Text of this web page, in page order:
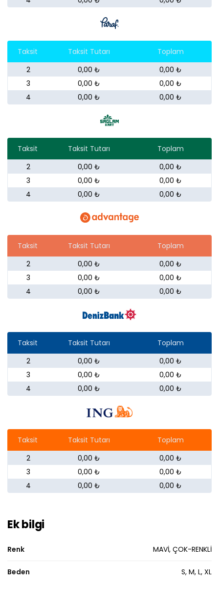
Taksit Taksit Tutarı
Toplam
2
0,00 ₺
0,00 ₺
3
0,00 ₺
0,00 ₺
4
0,00 ₺ 0,00 ₺
Taksit Taksit Tutarı
Toplam
2
0,00 ₺
0,00 ₺
3
0,00 ₺
0,00 ₺
4
0,00 ₺ 0,00 ₺
Taksit Taksit Tutarı
Toplam
2
0,00 ₺
0,00 ₺
3
0,00 ₺
0,00 ₺
4
0,00 ₺ 0,00 ₺
Taksit Taksit Tutarı
Toplam
2
0,00 ₺
0,00 ₺
3
0,00 ₺
0,00 ₺
4
0,00 ₺ 0,00 ₺
Taksit Taksit Tutarı
Toplam
2
0,00 ₺
0,00 ₺
3
0,00 ₺
0,00 ₺
4
0,00 ₺ 0,00 ₺
Ek bilgi
Renk MAVİ, ÇOK-RENKLİ
Beden S, M, L, XL